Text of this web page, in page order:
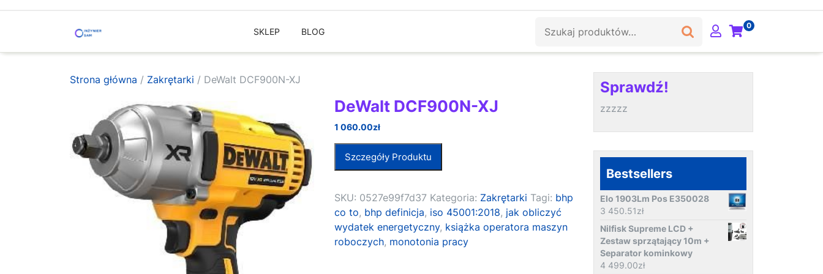
SKLEP BLOG
0
Strona główna / Zakrętarki / DeWalt DCF900N-XJ
DeWalt DCF900N-XJ
1 060.00zł
Szczegóły Produktu
SKU: 0527e99f7d37 Kategoria: Zakrętarki Tagi: bhp
co to, bhp definicja, iso 45001:2018, jak obliczyć
wydatek energetyczny, książka operatora maszyn
roboczych, monotonia pracy
Sprawdź!
zzzzz
Bestsellers
Elo 1903Lm Pos E350028
3 450.51zł
Nilfisk Supreme LCD +
Zestaw sprzątający 10m +
Separator kominkowy
4 499.00zł